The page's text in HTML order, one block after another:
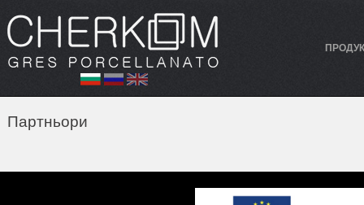
Партньори